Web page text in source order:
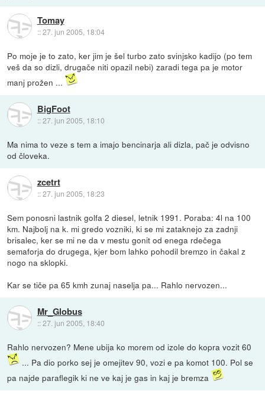
Tomay
::27. jun 2005, 18:04
Po moje je to zato, ker jim je šel turbo zato svinjsko kadijo (po tem
veš da so dizli, drugače niti opazil nebi) zaradi tega pa je motor
manj prožen ...
BigFoot
::27. jun 2005, 18:10
Ma nima to veze s tem a imajo bencinarja ali dizla, pač je odvisno
od človeka.
zcetrt
::27. jun 2005, 18:23
Sem ponosni lastnik golfa 2 diesel, letnik 1991. Poraba: 4l na 100
km. Najbolj na k. mi gredo vozniki, ki se mi zataknejo za zadnji
brisalec, ker se mi ne da v mestu gonit od enega rdečega
semaforja do drugega, kjer bom lahko pohodil bremzo in čakal z
nogo na sklopki.
Kar se tiče pa 65 kmh zunaj naselja pa... Rahlo nervozen...
Mr_Globus
::27. jun 2005, 18:40
Rahlo nervozen? Mene ubija ko morem od izole do kopra vozit 60
... Pa dio porko sej je omejitev 90, vozi e pa komot 100. Pol se
pa najde paraflegik ki ne ve kaj je gas in kaj je bremza